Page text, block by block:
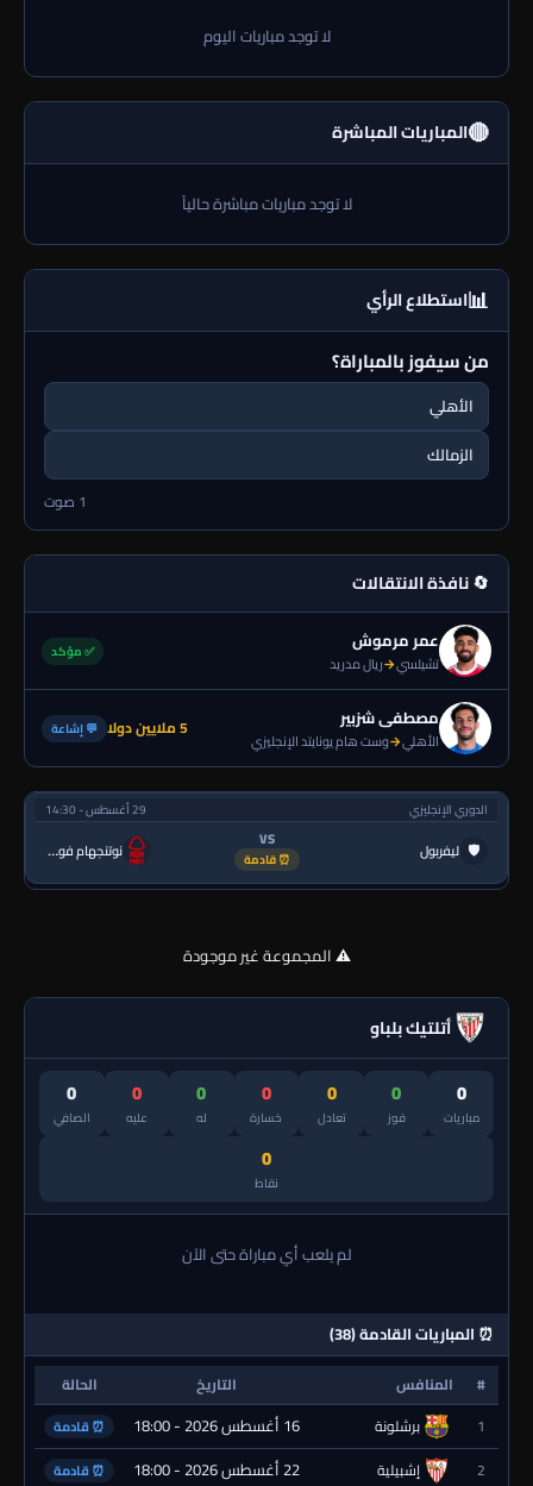
لا توجد مباريات اليوم
🔴المباريات المباشرة
لا توجد مباريات مباشرة حالياً
📊استطلاع الرأي
من سيفوز بالمباراة؟
الأهلي
الزمالك
1 صوت
🔄 نافذة الانتقالات
عمر مرموش
تشيلسي→ريال مدريد
✅ مؤكد
مصطفى شزبير
الأهلي→وست هام يونايتد الإنجليزي 5 ملايين دولا 💬 إشاعة
الدوري الإنجليزي 29 أغسطس - 14:30
🛡 ليفربول VS
⏰ قادمة نوتنجهام فورست
⚠️ المجموعة غير موجودة
أتلتيك بلباو
0
مباريات
0
فوز
0
تعادل
0
خسارة
0
له
0
عليه
0
الصافي
0
نقاط
لم يلعب أي مباراة حتى الآن
⏰ المباريات القادمة (38)
# المنافس التاريخ
الحالة
1
برشلونة 16 أغسطس 2026 - 18:00 ⏰ قادمة
2 إشبيلية 22 أغسطس 2026 - 18:00 ⏰ قادمة